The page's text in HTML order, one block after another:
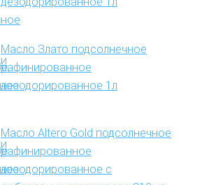
Масло Злато подсолнечное
рафинированное
дезодорированное 1л
Масло Altero Gold подсолнечное
рафинированное
дезодорированное с